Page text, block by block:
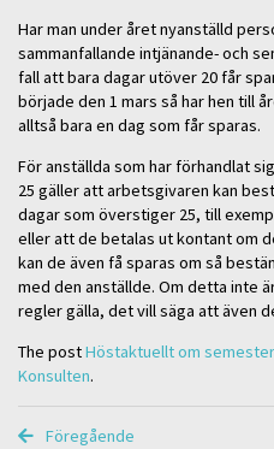
Har man under året nyanställd
sammanfallande intjänande- och
fall att bara dagar utöver 20 får
började den 1 mars så har hen till
alltså bara en dag som får sparas.
För anställda som har förhandlat
25 gäller att arbetsgivaren kan
dagar som överstiger 25, till
eller att de betalas ut kontant om
kan de även få sparas om så
med den anställde. Om detta inte
regler gälla, det vill säga att även
The postHöstaktuellt om semester
Konsulten.
Föregående